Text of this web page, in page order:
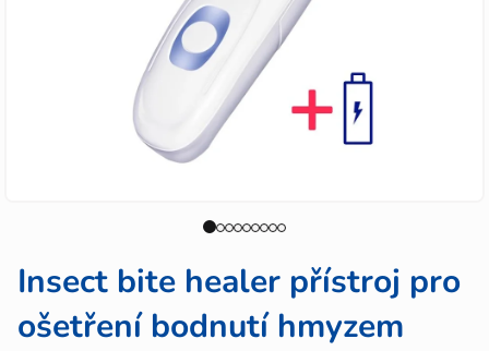
Insect bite healer přístroj pro
ošetření bodnutí hmyzem